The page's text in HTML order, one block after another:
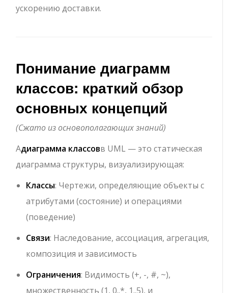
ускорению доставки.
Понимание диаграмм
классов: краткий обзор
основных концепций
(Сжато из основополагающих знаний)
Адиаграмма классовв UML — это статическая
диаграмма структуры, визуализирующая:
Классы: Чертежи, определяющие объекты с
атрибутами (состояние) и операциями
(поведение)
Связи: Наследование, ассоциация, агрегация,
композиция и зависимость
Ограничения: Видимость (+, -, #, ~),
множественность (1,0..*, 1..5), и